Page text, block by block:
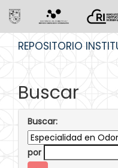
REPOSITORIO
Buscar
Buscar:
por